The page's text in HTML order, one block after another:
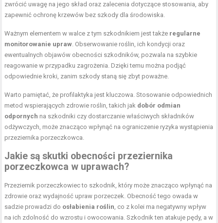
zwrócić uwagę na jego skład oraz zalecenia dotyczące stosowania, aby
zapewnić ochronę krzewów bez szkody dla środowiska.
Ważnym elementem w walce z tym szkodnikiem jest także regularne
monitorowanie upraw. Obserwowanie roślin, ich kondycji oraz
ewentualnych objawów obecności szkodników, pozwala na szybkie
reagowanie w przypadku zagrożenia. Dzięki temu można podjąć
odpowiednie kroki, zanim szkody staną się zbyt poważne.
Warto pamiętać, że profilaktyka jest kluczowa. Stosowanie odpowiednich
metod wspierających zdrowie roślin, takich jak dobór odmian
odpornych na szkodniki czy dostarczanie właściwych składników
odżywczych, może znacząco wpłynąć na ograniczenie ryzyka wystąpienia
przeziernika porzeczkowca.
Jakie są skutki obecności przeziernika
porzeczkowca w uprawach?
Przeziernik porzeczkowiec to szkodnik, który może znacząco wpłynąć na
zdrowie oraz wydajność upraw porzeczek. Obecność tego owada w
sadzie prowadzi do osłabienia roślin, co z kolei ma negatywny wpływ
na ich zdolność do wzrostu i owocowania. Szkodnik ten atakuje pędy, a w